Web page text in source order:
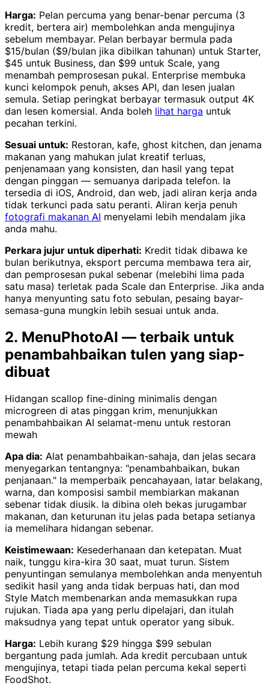
Harga: Pelan percuma yang benar-benar percuma (3
kredit, bertera air) membolehkan anda mengujinya
sebelum membayar. Pelan berbayar bermula pada
$15/bulan ($9/bulan jika dibilkan tahunan) untuk Starter,
$45 untuk Business, dan $99 untuk Scale, yang
menambah pemprosesan pukal. Enterprise membuka
kunci kelompok penuh, akses API, dan lesen jualan
semula. Setiap peringkat berbayar termasuk output 4K
dan lesen komersial. Anda boleh lihat harga untuk
pecahan terkini.
Sesuai untuk: Restoran, kafe, ghost kitchen, dan jenama
makanan yang mahukan julat kreatif terluas,
penjenamaan yang konsisten, dan hasil yang tepat
dengan pinggan — semuanya daripada telefon. Ia
tersedia di iOS, Android, dan web, jadi aliran kerja anda
tidak terkunci pada satu peranti. Aliran kerja penuh
fotografi makanan AI menyelami lebih mendalam jika
anda mahu.
Perkara jujur untuk diperhati: Kredit tidak dibawa ke
bulan berikutnya, eksport percuma membawa tera air,
dan pemprosesan pukal sebenar (melebihi lima pada
satu masa) terletak pada Scale dan Enterprise. Jika anda
hanya menyunting satu foto sebulan, pesaing bayar-
semasa-guna mungkin lebih sesuai untuk anda.
2. MenuPhotoAI — terbaik untuk
penambahbaikan tulen yang siap-
dibuat
Hidangan scallop fine-dining minimalis dengan
microgreen di atas pinggan krim, menunjukkan
penambahbaikan AI selamat-menu untuk restoran
mewah
Apa dia: Alat penambahbaikan-sahaja, dan jelas secara
menyegarkan tentangnya: "penambahbaikan, bukan
penjanaan." Ia memperbaik pencahayaan, latar belakang,
warna, dan komposisi sambil membiarkan makanan
sebenar tidak diusik. Ia dibina oleh bekas jurugambar
makanan, dan keturunan itu jelas pada betapa setianya
ia memelihara hidangan sebenar.
Keistimewaan: Kesederhanaan dan ketepatan. Muat
naik, tunggu kira-kira 30 saat, muat turun. Sistem
penyuntingan semulanya membolehkan anda menyentuh
sedikit hasil yang anda tidak berpuas hati, dan mod
Style Match membenarkan anda memasukkan rupa
rujukan. Tiada apa yang perlu dipelajari, dan itulah
maksudnya yang tepat untuk operator yang sibuk.
Harga: Lebih kurang $29 hingga $99 sebulan
bergantung pada jumlah. Ada kredit percubaan untuk
mengujinya, tetapi tiada pelan percuma kekal seperti
FoodShot.